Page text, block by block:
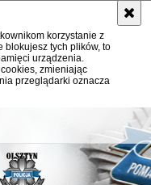
korzystanie z
blokujesz tych plików, to
urządzenia.
zmieniając
przeglądarki oznacza